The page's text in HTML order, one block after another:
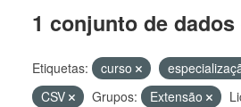
1 conjunto de
Etiquetas: curso
CSV
Grupos: Extensão